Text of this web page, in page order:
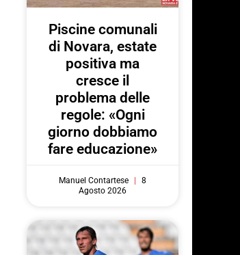
Piscine comunali
di Novara, estate
positiva ma
cresce il
problema delle
regole: «Ogni
giorno dobbiamo
fare educazione»
Manuel Contartese
8
Agosto 2026